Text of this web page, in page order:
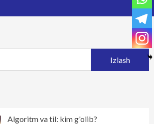
Algoritm va til: kim g'olib?